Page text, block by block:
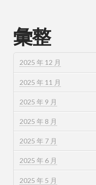
彙整
2025 年 12 月
2025 年 11 月
2025 年 9 月
2025 年 8 月
2025 年 7 月
2025 年 6 月
2025 年 5 月